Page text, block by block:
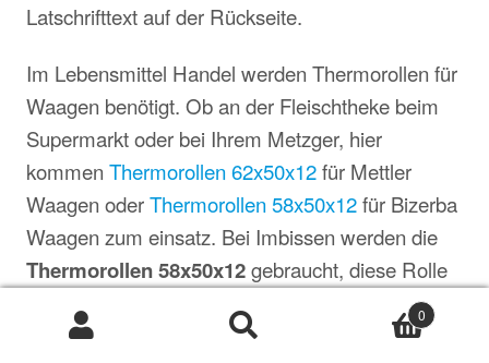
Latschrifttext auf der Rückseite.
Im Lebensmittel Handel werden Thermorollen für
Waagen benötigt. Ob an der Fleischtheke beim
Supermarkt oder bei Ihrem Metzger, hier
kommen Thermorollen 62x50x12für Mettler
Waagen oderThermorollen 58x50x12für Bizerba
Waagen zum einsatz. Bei Imbissen werden die
Thermorollen 58x50x12gebraucht, diese Rolle
ist 58mm breit und hat eine Lauflänge von 50
metern.
0